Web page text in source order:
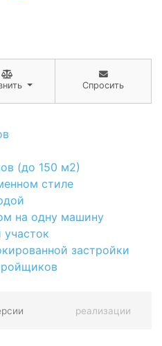
Спросить
(до 150 м2)
стиле
на одну машину
застройки
реализации